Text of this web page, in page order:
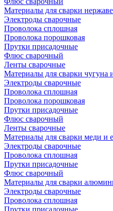
Материалы для сварки
Электроды сварочные
Проволока сплошная
Проволока порошковая
Прутки присадочные
Флюс сварочный
Ленты сварочные
Материалы для сварки чугуна
Электроды сварочные
Проволока сплошная
Проволока порошковая
Прутки присадочные
Флюс сварочный
Ленты сварочные
Материалы для сварки меди и
Электроды сварочные
Проволока сплошная
Прутки присадочные
Флюс сварочный
Материалы для сварки
Электроды сварочные
Проволока сплошная
Прутки присадочные